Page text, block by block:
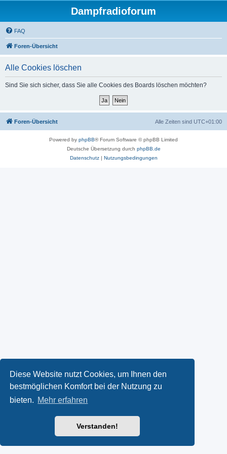
Diese Website nutzt Cookies, um Ihnen den
bestmöglichen Komfort bei der Nutzung zu
bieten. Mehr erfahren
Verstanden!
Dampfradioforum
FAQ
Foren-Übersicht
Alle Cookies löschen
Sind Sie sich sicher, dass Sie alle Cookies des Boards löschen möchten?
Foren-Übersicht Alle Zeiten sind UTC+01:00
Powered by phpBB® Forum Software © phpBB Limited
Deutsche Übersetzung durch phpBB.de
Datenschutz| Nutzungsbedingungen